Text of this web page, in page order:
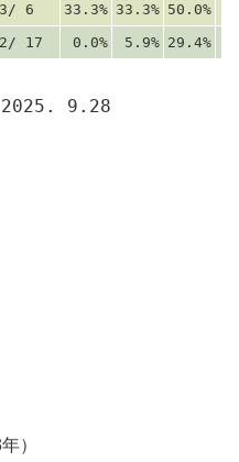
6 33.3% 33.3% 50.0%
17 0.0% 5.9% 29.4%
2025. 9.28
）